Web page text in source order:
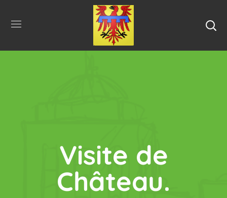
Visite de
Château.